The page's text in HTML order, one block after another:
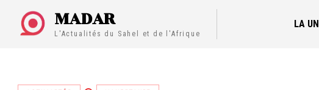
MADAR
L'Actualités du Sahel et de l'Afrique
LA